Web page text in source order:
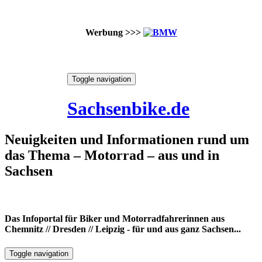
Werbung >>>
Toggle navigation
Sachsenbike.de
Neuigkeiten und Informationen rund um
das Thema – Motorrad – aus und in
Sachsen
Das Infoportal für Biker und Motorradfahrerinnen aus
Chemnitz // Dresden // Leipzig - für und aus ganz Sachsen...
Toggle navigation